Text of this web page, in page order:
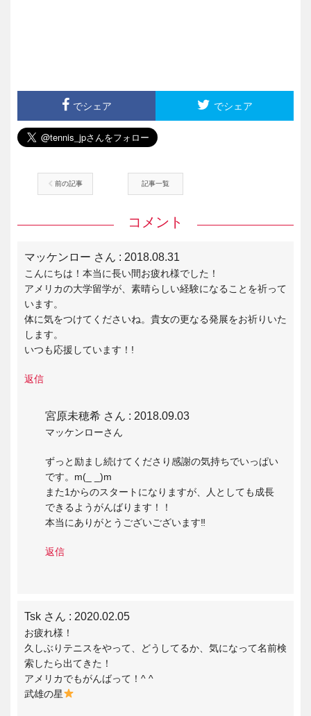
でシェア でシェア
前の記事 記事一覧
コメント
マッケンロー さん : 2018.08.31
こんにちは！本当に長い間お疲れ様でした！
アメリカの大学留学が、素晴らしい経験になることを祈って
います。
体に気をつけてくださいね。貴女の更なる発展をお祈りいた
します。
いつも応援しています！!
返信
宮原未穂希 さん : 2018.09.03
マッケンローさん
ずっと励まし続けてくださり感謝の気持ちでいっぱい
です。m(_ _)m
また1からのスタートになりますが、人としても成長
できるようがんばります！！
本当にありがとうございございます‼︎
返信
Tsk さん : 2020.02.05
お疲れ様！
久しぶりテニスをやって、どうしてるか、気になって名前検
索したら出てきた！
アメリカでもがんばって！^ ^
武雄の星